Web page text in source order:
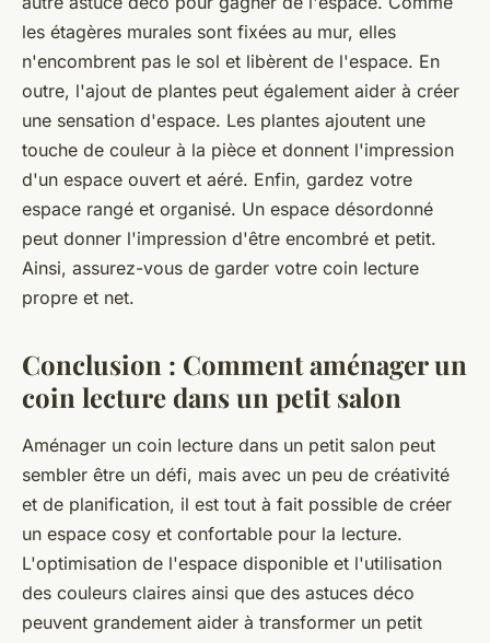
les étagères murales sont fixées au mur, elles
n'encombrent pas le sol et libèrent de l'espace. En
outre, l'ajout de plantes peut également aider à créer
une sensation d'espace. Les plantes ajoutent une
touche de couleur à la pièce et donnent l'impression
d'un espace ouvert et aéré. Enfin, gardez votre
espace rangé et organisé. Un espace désordonné
peut donner l'impression d'être encombré et petit.
Ainsi, assurez-vous de garder votre coin lecture
propre et net.
Conclusion : Comment aménager un
coin lecture dans un petit salon
Aménager un coin lecture dans un petit salon peut
sembler être un défi, mais avec un peu de créativité
et de planification, il est tout à fait possible de créer
un espace cosy et confortable pour la lecture.
L'optimisation de l'espace disponible et l'utilisation
des couleurs claires ainsi que des astuces déco
peuvent grandement aider à transformer un petit